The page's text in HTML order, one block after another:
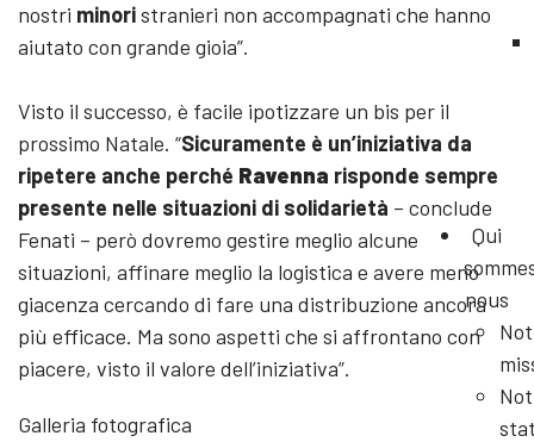
Qui
nous
nostri minoristranieri non accompagnati che hanno
aiutato con grande gioia”.
Visto il successo, è facile ipotizzare un bis per il
prossimo Natale. “Sicuramente è un’iniziativa da
ripetere anche perché Ravenna risponde sempre
presente nelle situazioni di solidarietà – conclude
Fenati – però dovremo gestire meglio alcune
situazioni, affinare meglio la logistica e avere meno
giacenza cercando di fare una distribuzione ancora
più efficace. Ma sono aspetti che si affrontano con
piacere, visto il valore dell’iniziativa”.
Galleria fotografica